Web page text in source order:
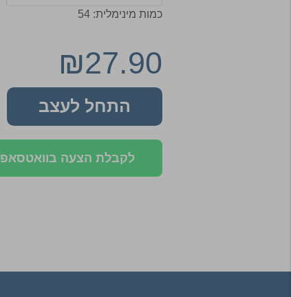
כמות מינימלית: 54
₪27.90
התחל לעצב
לקבלת הצעה בוואטסאפ